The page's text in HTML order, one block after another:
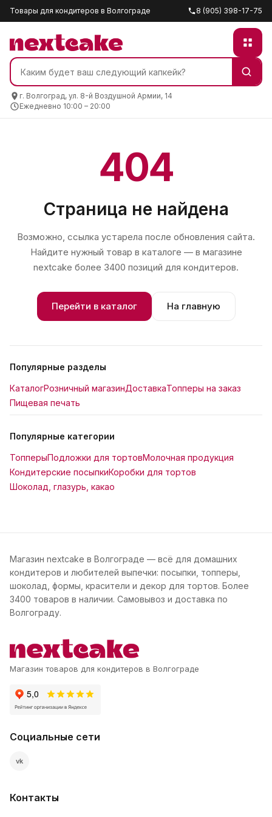
Товары для кондитеров в Волгограде 8 (905) 398-17-75
г. Волгоград, ул. 8-й Воздушной Армии, 14
Ежедневно 10:00 – 20:00
404
Страница не найдена
Возможно, ссылка устарела после обновления сайта.
Найдите нужный товар в каталоге — в магазине
nextcake более 3400 позиций для кондитеров.
Перейти в каталог На главную
Популярные разделы
КаталогРозничный магазинДоставкаТопперы на заказ
Пищевая печать
Популярные категории
ТопперыПодложки для тортовМолочная продукция
Кондитерские посыпкиКоробки для тортов
Шоколад, глазурь, какао
Магазин nextcake в Волгограде — всё для домашних
кондитеров и любителей выпечки: посыпки, топперы,
шоколад, формы, красители и декор для тортов. Более
3400 товаров в наличии. Самовывоз и доставка по
Волгограду.
Магазин товаров для кондитеров в Волгограде
Социальные сети
vk
Контакты